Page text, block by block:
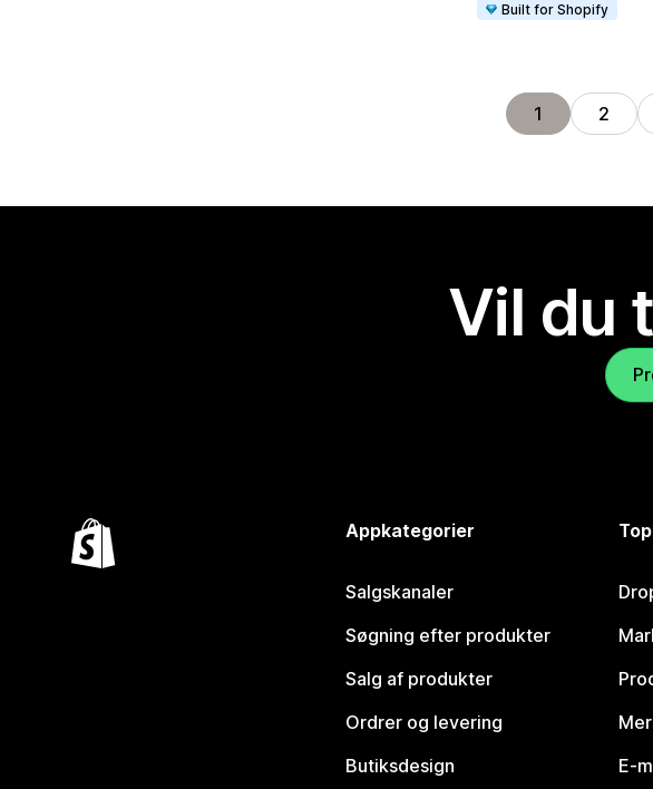
Built for Shopify
1 2
Vil du
Appkategorier
Salgskanaler
Søgning efter produkter
Salg af produkter
Ordrer og levering
Butiksdesign
E-